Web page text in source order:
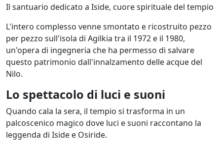
Il santuario dedicato a Iside, cuore spirituale del tempio
L'intero complesso venne smontato e ricostruito pezzo
per pezzo sull'isola di Agilkia tra il 1972 e il 1980,
un'opera di ingegneria che ha permesso di salvare
questo patrimonio dall'innalzamento delle acque del
Nilo.
Lo spettacolo di luci e suoni
Quando cala la sera, il tempio si trasforma in un
palcoscenico magico dove luci e suoni raccontano la
leggenda di Iside e Osiride.